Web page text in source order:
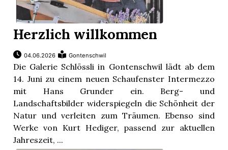
Herzlich willkommen
04.06.2026 Gontenschwil
Die Galerie Schlössli in Gontenschwil lädt ab dem
14. Juni zu einem neuen Schaufenster Intermezzo
mit Hans Grunder ein. Berg- und
Landschaftsbilder widerspiegeln die Schönheit der
Natur und verleiten zum Träumen. Ebenso sind
Werke von Kurt Hediger, passend zur aktuellen
Jahreszeit, ...